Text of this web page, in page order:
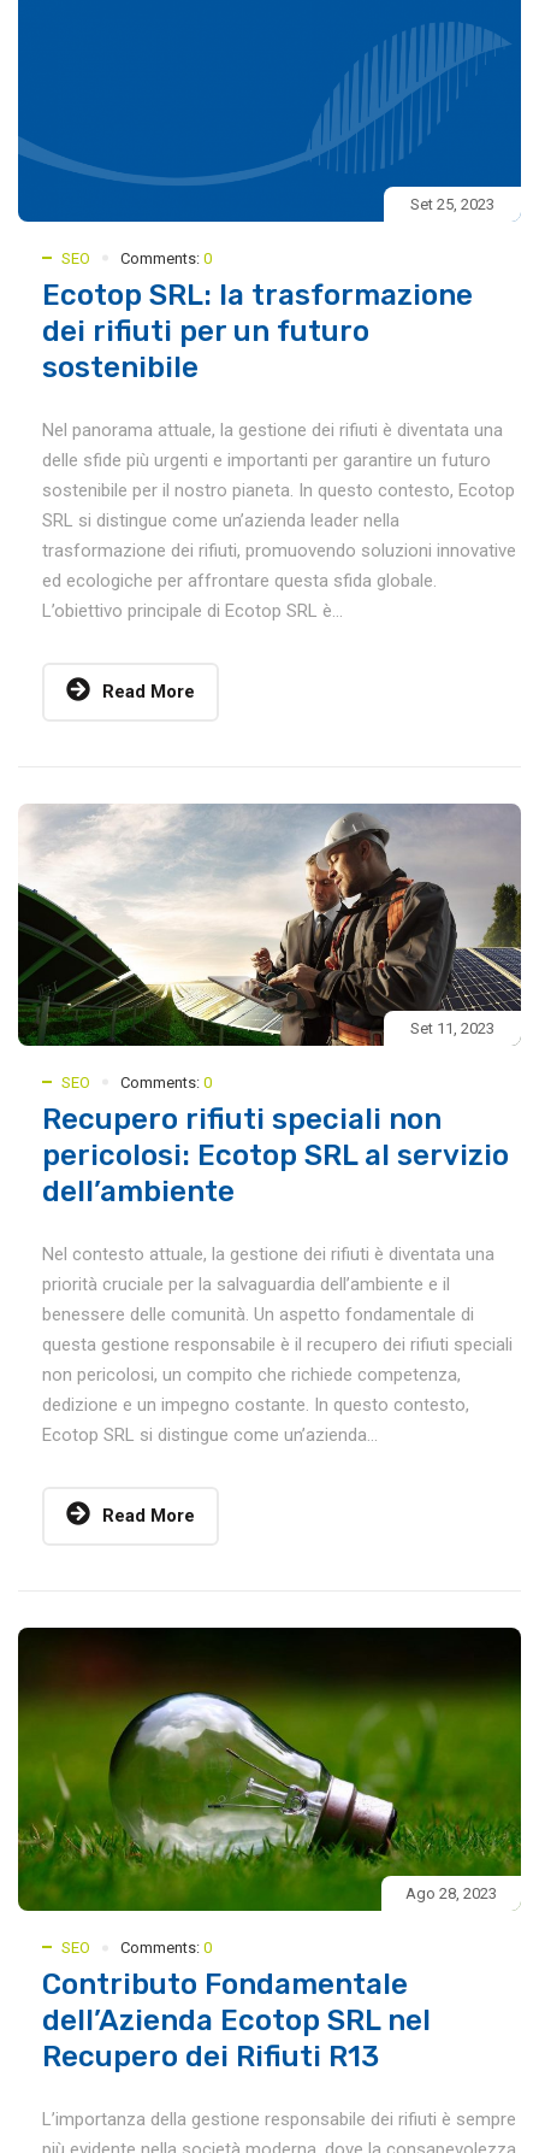
Set 25, 2023
SEO Comments: 0
Ecotop SRL: la trasformazione
dei rifiuti per un futuro
sostenibile
Nel panorama attuale, la gestione dei rifiuti è diventata una
delle sfide più urgenti e importanti per garantire un futuro
sostenibile per il nostro pianeta. In questo contesto, Ecotop
SRL si distingue come un’azienda leader nella
trasformazione dei rifiuti, promuovendo soluzioni innovative
ed ecologiche per affrontare questa sfida globale.
L’obiettivo principale di Ecotop SRL è...
Read More
Set 11, 2023
SEO Comments: 0
Recupero rifiuti speciali non
pericolosi: Ecotop SRL al servizio
dell’ambiente
Nel contesto attuale, la gestione dei rifiuti è diventata una
priorità cruciale per la salvaguardia dell’ambiente e il
benessere delle comunità. Un aspetto fondamentale di
questa gestione responsabile è il recupero dei rifiuti speciali
non pericolosi, un compito che richiede competenza,
dedizione e un impegno costante. In questo contesto,
Ecotop SRL si distingue come un’azienda...
Read More
Ago 28, 2023
SEO Comments: 0
Contributo Fondamentale
dell’Azienda Ecotop SRL nel
Recupero dei Rifiuti R13
L’importanza della gestione responsabile dei rifiuti è sempre